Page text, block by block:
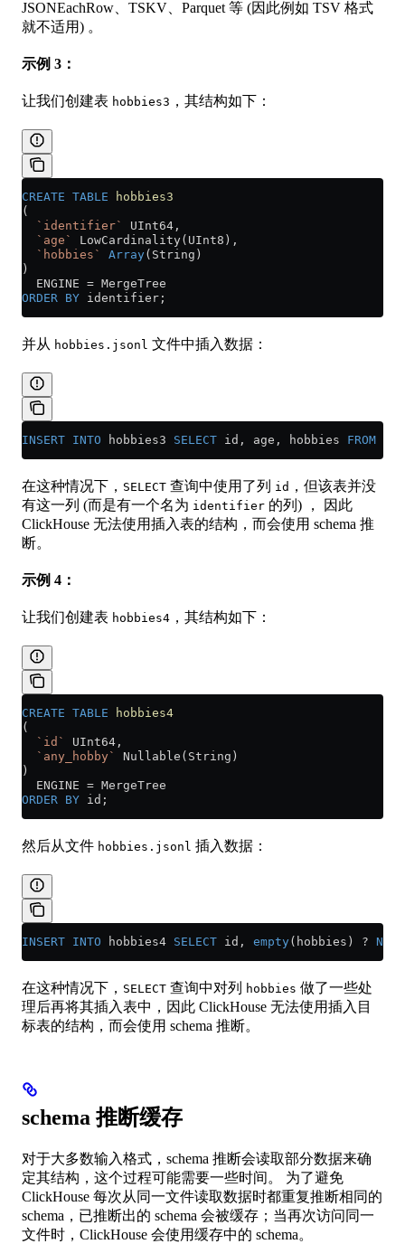
JSONEachRow、TSKV、Parquet 等 (因此例如 TSV 格式
就不适用) 。
示例 3：
让我们创建表 hobbies3 ，其结构如下：
CREATE TABLE hobbies3
(
  `identifier`
UInt64,
  `age`
LowCardinality(UInt8),
  `hobbies`
Array(String)
)
  ENGINE
= MergeTree
ORDER BY identifier;
并从 hobbies.jsonl 文件中插入数据：
INSERT INTO hobbies3 SELECT id, age, hobbies FROM
在这种情况下， SELECT 查询中使用了列 id ，但该表并没
有这一列 (而是有一个名为 identifier 的列) ， 因此
ClickHouse 无法使用插入表的结构，而会使用 schema 推
断。
示例 4：
让我们创建表 hobbies4 ，其结构如下：
CREATE TABLE hobbies4
(
  `id`
UInt64,
  `any_hobby`
Nullable(String)
)
  ENGINE
= MergeTree
ORDER BY id;
然后从文件 hobbies.jsonl 插入数据：
INSERT INTO hobbies4 SELECT id, empty(hobbies) ? NULL
在这种情况下， SELECT 查询中对列 hobbies 做了一些处
理后再将其插入表中，因此 ClickHouse 无法使用插入目
标表的结构，而会使用 schema 推断。
schema 推断缓存
对于大多数输入格式，schema 推断会读取部分数据来确
定其结构，这个过程可能需要一些时间。 为了避免
ClickHouse 每次从同一文件读取数据时都重复推断相同的
schema，已推断出的 schema 会被缓存；当再次访问同一
文件时，ClickHouse 会使用缓存中的 schema。